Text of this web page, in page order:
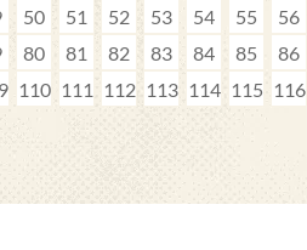
50 51 52 53 54 55 56
80 81 82 83 84 85 86
110 111 112 113 114 115 116